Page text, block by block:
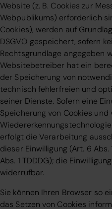
Website (z. B. Cookies zur
Webpublikums) erforderlich
Cookies), werden auf
DSGVO gespeichert, sofern
Rechtsgrundlage angegeben
Websitebetreiber hat ein
der Speicherung von
technisch fehlerfreien und
seiner Dienste. Sofern eine
Speicherung von Cookies und
erfolgt die Verarbeitung
dieser Einwilligung (Art. 6 Abs.
Abs. 1 TDDDG); die
widerrufbar.
Sie können Ihren Browser so
das Setzen von Cookies